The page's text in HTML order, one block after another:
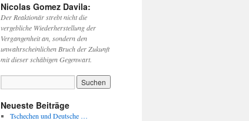
Nicolas Gomez Davila:
Der Reaktionär strebt nicht die
vergebliche Wiederherstellung der
Vergangenheit an, sondern den
unwahrscheinlichen Bruch der Zukunft
mit dieser schäbigen Gegenwart.
Neueste Beiträge
Tschechen und Deutsche …